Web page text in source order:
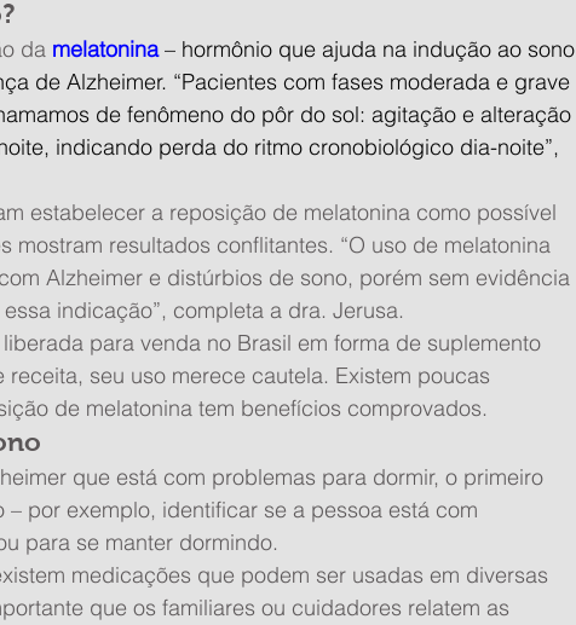
da melatonina – hormônio que ajuda na indução ao sono
de Alzheimer. “Pacientes com fases moderada e grave
de fenômeno do pôr do sol: agitação e alteração
indicando perda do ritmo cronobiológico dia-noite”,
estabelecer a reposição de melatonina como possível
mostram resultados conflitantes. “O uso de melatonina
Alzheimer e distúrbios de sono, porém sem evidência
indicação”, completa a dra. Jerusa.
para venda no Brasil em forma de suplemento
seu uso merece cautela. Existem poucas
de melatonina tem benefícios comprovados.
que está com problemas para dormir, o primeiro
por exemplo, identificar se a pessoa está com
para se manter dormindo.
medicações que podem ser usadas em diversas
que os familiares ou cuidadores relatem as